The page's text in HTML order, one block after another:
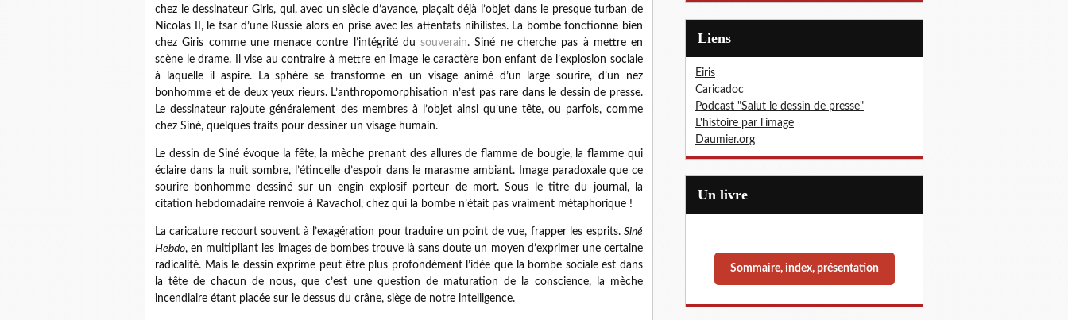
chez le dessinateur Giris, qui, avec un siècle d’avance, plaçait déjà l’objet dans le presque turban de
Nicolas II, le tsar d’une Russie alors en prise avec les attentats nihilistes. La bombe fonctionne bien
chezGiris comme une menace contre l’intégrité dusouverain.Siné ne cherche pas à mettre en
scène le drame. Il vise au contraire à mettre en image le caractère bon enfant de l’explosion sociale
à laquelle il aspire. La sphère se transforme en un visage animé d’un large sourire, d’un nez
bonhomme et de deux yeux rieurs. L’anthropomorphisation n’est pas rare dans le dessin de presse.
Le dessinateur rajoute généralement des membres à l’objet ainsi qu’une tête, ou parfois, comme
chez Siné, quelques traits pour dessiner un visage humain.
Le dessin deSiné évoque la fête, la mèche prenant des allures de flamme de bougie, la flamme qui
éclaire dans la nuit sombre, l’étincelle d’espoir dans le marasme ambiant. Image paradoxale que ce
sourire bonhomme dessiné sur un engin explosif porteur de mort. Sous le titre du journal, la
citation hebdomadaire renvoie à Ravachol, chez qui la bombe n’était pas vraiment métaphorique !
La caricature recourt souvent à l’exagération pour traduire un point de vue, frapper les esprits. Siné
Hebdo, en multipliant les images de bombes trouve là sans doute un moyen d’exprimer une certaine
radicalité. Mais le dessin exprime peut être plus profondément l’idée que la bombe sociale est dans
la tête de chacun de nous, que c’est une question de maturation de la conscience, la mèche
incendiaire étant placée sur le dessus du crâne, siège de notre intelligence.
Liens
Eiris
Caricadoc
Podcast "Salut le dessin de presse"
L'histoire par l'image
Daumier.org
Un livre
Sommaire, index, présentation